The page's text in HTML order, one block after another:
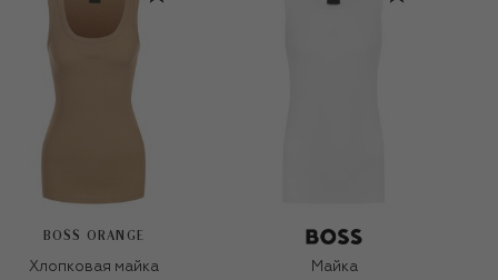
BOSS ORANGE
Хлопковая майка
Майка